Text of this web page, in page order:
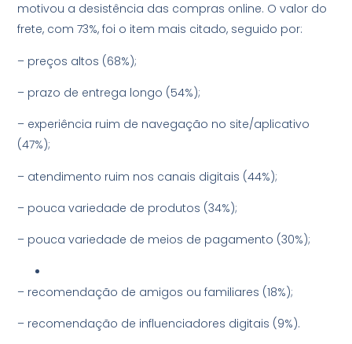
motivou a desistência das compras online. O valor do
frete, com 73%, foi o item mais citado, seguido por:
– preços altos (68%);
– prazo de entrega longo (54%);
– experiência ruim de navegação no site/aplicativo
(47%);
– atendimento ruim nos canais digitais (44%);
– pouca variedade de produtos (34%);
– pouca variedade de meios de pagamento (30%);
– recomendação de amigos ou familiares (18%);
– recomendação de influenciadores digitais (9%).